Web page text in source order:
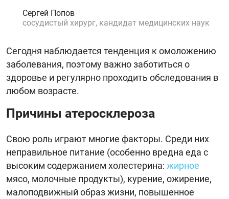
Сергей Попов
сосудистый хирург, кандидат медицинских наук
Сегодня наблюдается тенденция к омоложению
заболевания, поэтому важно заботиться о
здоровье и регулярно проходить обследования в
любом возрасте.
Причины атеросклероза
Свою роль играют многие факторы. Среди них
неправильное питание (особенно вредна еда с
высоким содержанием холестерина: жирное
мясо, молочные продукты), курение, ожирение,
малоподвижный образ жизни, повышенное